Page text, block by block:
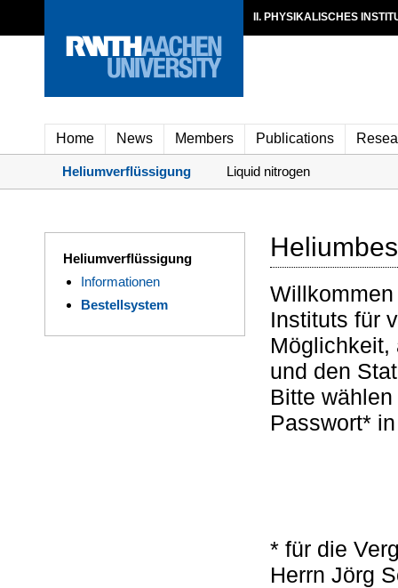
II. PHYSIKALISCHES
Home News Members Publications
Heliumverflüssigung Liquid nitrogen
Heliumverflüssigung
Informationen
Bestellsystem
Instituts für
Möglichkeit,
und den
Bitte
Passwort*
* für die
Herrn Jörg